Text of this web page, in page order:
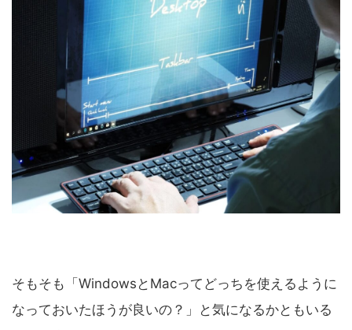
そもそも「WindowsとMacってどっちを使えるように
なっておいたほうが良いの？」と気になるかともいる